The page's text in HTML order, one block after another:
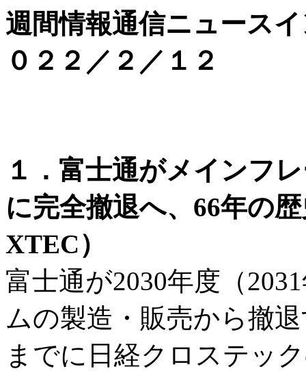
週間情報通信ニュース
０２２／２／１２
１．富士通がメインフ
に完全撤退へ、66年の
XTEC）
富士通が2030年度（
ムの製造・販売から撤
までに日経クロステッ